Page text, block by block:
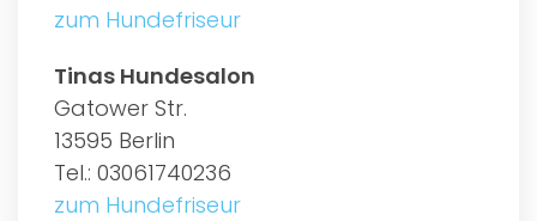
zum Hundefriseur
Tinas Hundesalon
Gatower Str.
13595 Berlin
Tel.: 03061740236
zum Hundefriseur